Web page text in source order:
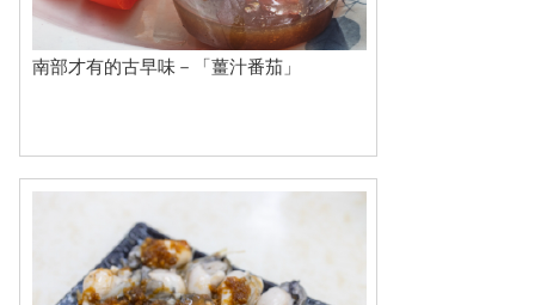
南部才有的古早味－「薑汁番茄」